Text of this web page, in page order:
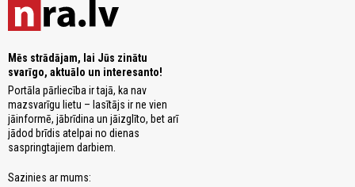
Mēs strādājam, lai Jūs zinātu
svarīgo, aktuālo un interesanto!
Portāla pārliecība ir tajā, ka nav
mazsvarīgu lietu – lasītājs ir ne vien
jāinformē, jābrīdina un jāizglīto, bet arī
jādod brīdis atelpai no dienas
saspringtajiem darbiem.
Sazinies ar mums: